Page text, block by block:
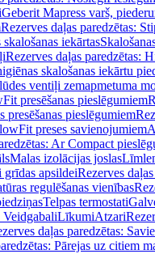
Geberit Mapress varš,
Rezerves daļas paredzētas:
iekārtas
Rezerves daļas paredzētas:
skalošanas iekārtu
ventiļi zemapmetuma
presēšanas pieslēgumiem
presēšanas pieslēgumiem
preses savienojumiem
Ar Compact
Malas izolācijas joslas
grīdas apsildeiRezerves
regulēšanas vienības
Telpas termostati
VeidgabaliLīkumiAtzari
daļas paredzētas:
Pārejas uz citiem